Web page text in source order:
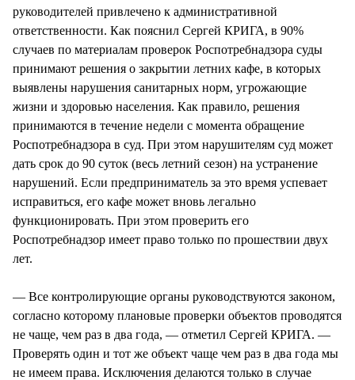
руководителей привлечено к административной
ответственности. Как пояснил Сергей КРИГА, в 90%
случаев по материалам проверок Роспотребнадзора суды
принимают решения о закрытии летних кафе, в которых
выявлены нарушения санитарных норм, угрожающие
жизни и здоровью населения. Как правило, решения
принимаются в течение недели с момента обращение
Роспотребнадзора в суд. При этом нарушителям суд может
дать срок до 90 суток (весь летний сезон) на устранение
нарушений. Если предприниматель за это время успевает
исправиться, его кафе может вновь легально
функционировать. При этом проверить его
Роспотребнадзор имеет право только по прошествии двух
лет.
— Все контролирующие органы руководствуются законом,
согласно которому плановые проверки объектов проводятся
не чаще, чем раз в два года, — отметил Сергей КРИГА. —
Проверять один и тот же объект чаще чем раз в два года мы
не имеем права. Исключения делаются только в случае